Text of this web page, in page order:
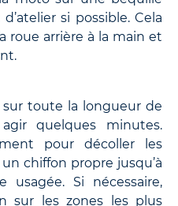
si possible. Cela
roue arrière à la main et
sur toute la longueur de
quelques minutes.
pour décoller les
chiffon propre jusqu’à
usagée. Si nécessaire,
sur les zones les plus